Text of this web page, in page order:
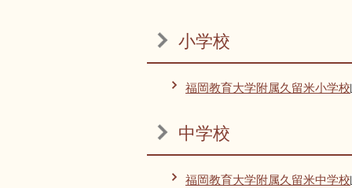
小学校
福岡教育大学附属久留米小学校
中学校
福岡教育大学附属久留米中学校